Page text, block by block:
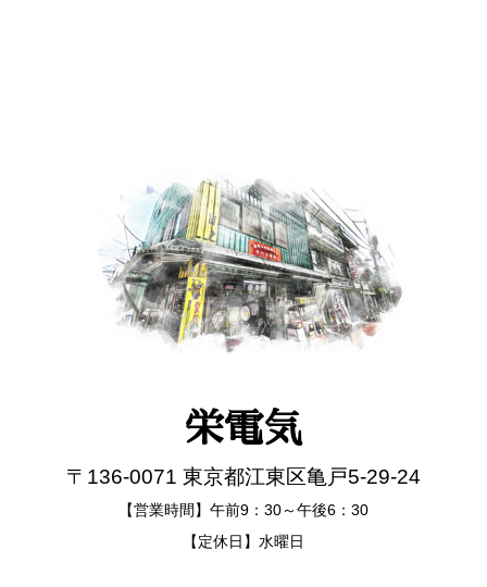
栄電気
〒136-0071 東京都江東区亀戸5-29-24
【営業時間】午前9：30～午後6：30
【定休日】水曜日